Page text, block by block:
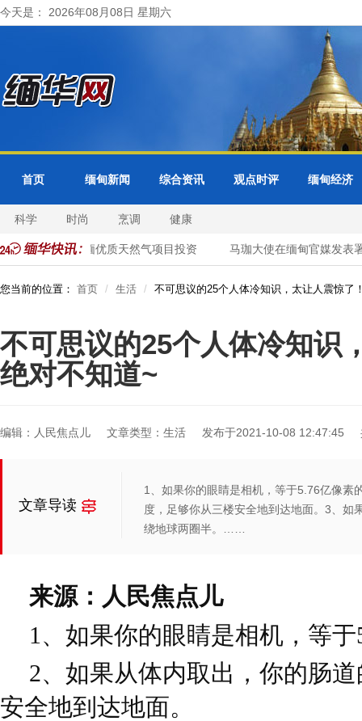
今天是： 2026年08月08日 星期六
首页 缅甸新闻 综合资讯 观点时评 缅甸经济
科学 时尚 烹调 健康
国企业加大对缅优质天然气项目投资 马珈大使在缅甸官媒发表
您当前的位置： 首页 生活 不可思议的25个人体冷知识，太让人震惊了
不可思议的25个人体冷知识
绝对不知道~
编辑：人民焦点儿 文章类型：生活 发布于2021-10-08 12:47:45
文章导读
1、如果你的眼睛是相机，等于5.76亿像素
度，足够你从三楼安全地到达地面。3、如
绕地球两圈半。……
来源：人民焦点儿
1、如果你的眼睛是相机，等
2、如果从体内取出，你的肠
安全地到达地面。